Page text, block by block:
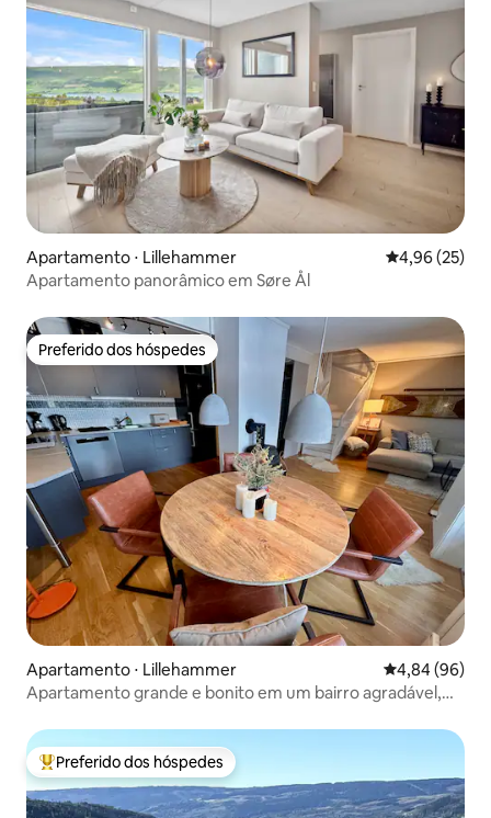
Apartamento ⋅ Lillehammer 4,96 de uma
4,96 (25)
Apartamento panorâmico em Søre Ål
Preferido dos hóspedes
Preferido dos hóspedes
Apartamento ⋅ Lillehammer 4,84 de uma
4,84 (96)
Apartamento grande e bonito em um bairro agradável,
Entre os melhores preferidos dos hóspedes
Preferido dos hóspedes